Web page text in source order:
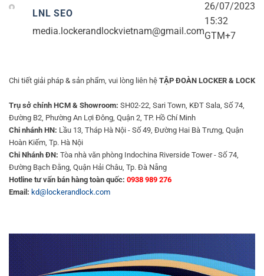
LNL SEO
media.lockerandlockvietnam@gmail.com
26/07/2023
15:32
GTM+7
Chi tiết giải pháp & sản phẩm, vui lòng liên hệ TẬP ĐOÀN LOCKER & LOCK
Trụ sở chính HCM & Showroom: SH02-22, Sari Town, KĐT Sala, Số 74,
Đường B2, Phường An Lợi Đông, Quận 2, TP. Hồ Chí Minh
Chi nhánh HN: Lầu 13, Tháp Hà Nội - Số 49, Đường Hai Bà Trưng, Quận
Hoàn Kiếm, Tp. Hà Nội
Chi Nhánh ĐN: Tòa nhà văn phòng Indochina Riverside Tower - Số 74,
Đường Bạch Đằng, Quận Hải Châu, Tp. Đà Nẵng
Hotline tư vấn bán hàng toàn quốc: 0938 989 276
Email: kd@lockerandlock.com